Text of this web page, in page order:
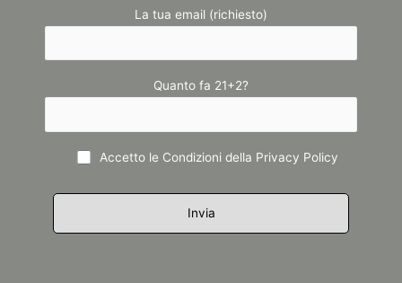
La tua email (richiesto)
Quanto fa 21+2?
Accetto le Condizioni della Privacy Policy